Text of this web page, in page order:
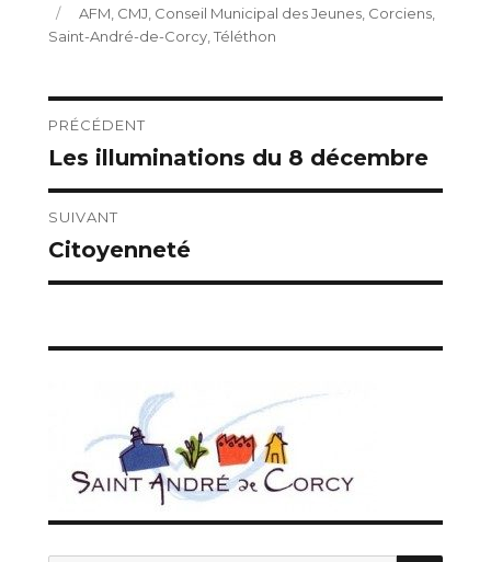
le
Étiquettes
AFM CMJ Conseil Municipal des Jeunes, Corciens,
Saint-André-de-Corcy, Téléthon
Navigation
de
l’article
PRÉCÉDENT
Publication
précédente :
Les illuminations du 8 décembre
SUIVANT
Publication
suivante :
Citoyenneté